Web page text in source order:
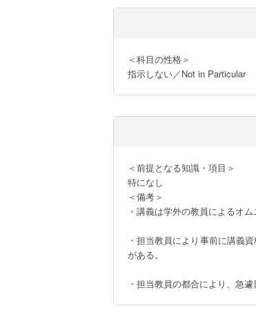
＜科目の性格＞
指示しない／Not in Particular
＜前提となる知識・項目＞
特になし
＜備考＞
・講義は学外の教員によるオ
・担当教員により事前に講義
がある。
・担当教員の都合により、急